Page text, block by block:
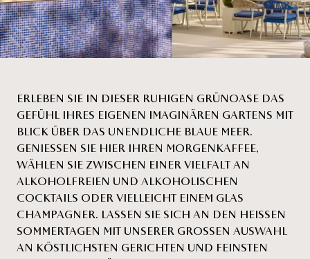
ERLEBEN SIE IN DIESER RUHIGEN GRÜNOASE DAS
GEFÜHL IHRES EIGENEN IMAGINÄREN GARTENS MIT
BLICK ÜBER DAS UNENDLICHE BLAUE MEER.
GENIESSEN SIE HIER IHREN MORGENKAFFEE, W
ÄHLEN SIE ZWISCHEN EINER VIELFALT AN A
LKOHOLFREIEN UND ALKOHOLISCHEN C
OCKTAILS ODER VIELLEICHT EINEM GLAS C
HAMPAGNER. LASSEN SIE SICH AN DEN HEISSEN SO
MMERTAGEN MIT UNSERER GROSSEN AUSWAHL AN
KÖSTLICHSTEN GERICHTEN UND FEINSTEN DES